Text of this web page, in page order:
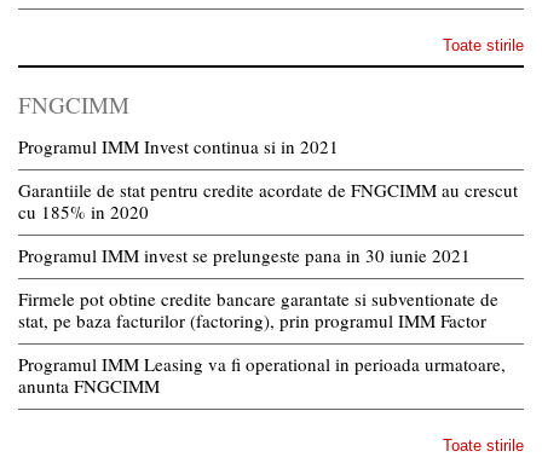
Toate stirile
FNGCIMM
Programul IMM Invest continua si in 2021
Garantiile de stat pentru credite acordate de FNGCIMM au crescut
cu 185% in 2020
Programul IMM invest se prelungeste pana in 30 iunie 2021
Firmele pot obtine credite bancare garantate si subventionate de
stat, pe baza facturilor (factoring), prin programul IMM Factor
Programul IMM Leasing va fi operational in perioada urmatoare,
anunta FNGCIMM
Toate stirile